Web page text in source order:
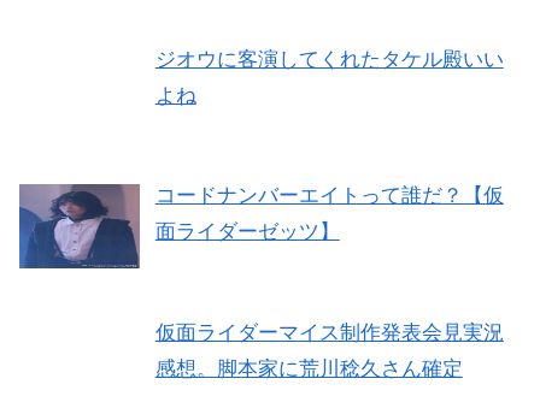
ジオウに客演してくれたタケル殿いい
よね
コードナンバーエイトって誰だ？【仮
面ライダーゼッツ】
仮面ライダーマイス制作発表会見実況
感想。脚本家に荒川稔久さん確定